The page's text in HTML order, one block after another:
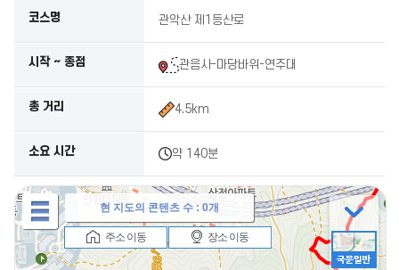
코스명 관악산 제1등산로
시작 ~ 종점 관음사-마당바위-연주대
총 거리 4.5km
소요 시간 약 140분